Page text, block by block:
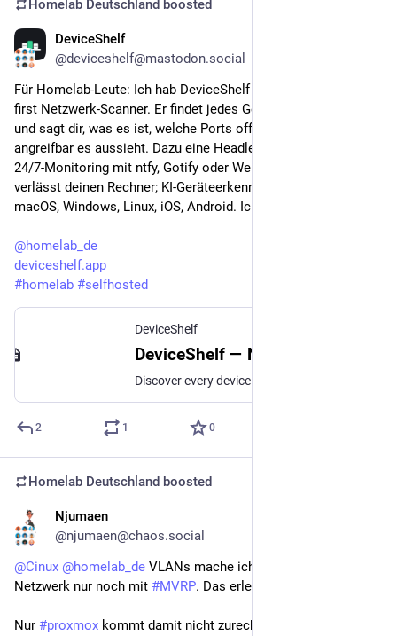
Homelab Deutschland boosted
DeviceShelf
@deviceshelf@mastodon.social
Für Homelab-Leute: Ich hab DeviceShelf gebaut, einen local-
first Netzwerk-Scanner. Er findet jedes Gerät in deinem LAN
und sagt dir, was es ist, welche Ports offen sind und wie
angreifbar es aussieht. Dazu eine Headless-Server-Edition fürs
24/7-Monitoring mit ntfy, Gotify oder Webhook-Alerts. Nichts
verlässt deinen Rechner; KI-Geräteerkennung mit eigenem Key.
macOS, Windows, Linux, iOS, Android. Ich bin der Entwickler.
@homelab_de
deviceshelf.app
#homelab #selfhosted
DeviceShelf
2 1 0
Homelab Deutschland boosted
Njumaen
@njumaen@chaos.social
@Cinux @homelab_de VLANs mache ich in meinem
Netzwerk nur noch mit #MVRP. Das erleichtert es ungemein!
Nur #proxmox kommt damit nicht zurecht und ich muss da